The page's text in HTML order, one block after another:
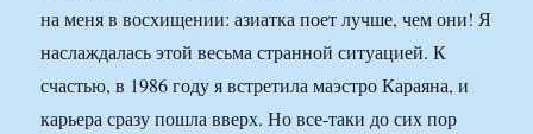
на меня в восхищении: азиатка поет лучше, чем они! Я
наслаждалась этой весьма странной ситуацией. К
счастью, в 1986 году я встретила маэстро Караяна, и
карьера сразу пошла вверх. Но все-таки до сих пор